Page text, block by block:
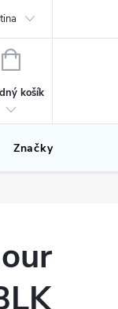
NÁKUPNÍ
košík
Značky